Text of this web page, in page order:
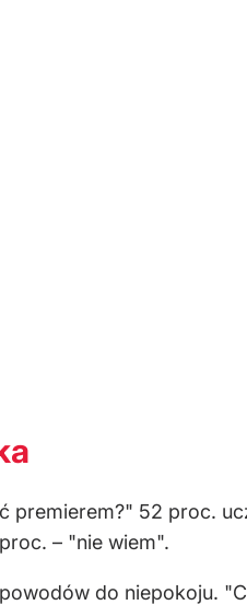
52 proc.
– "nie wiem".
do niepokoju.